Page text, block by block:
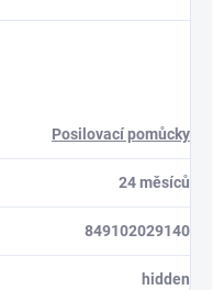
Posilovací pomůcky
24 měsíců
849102029140
hidden